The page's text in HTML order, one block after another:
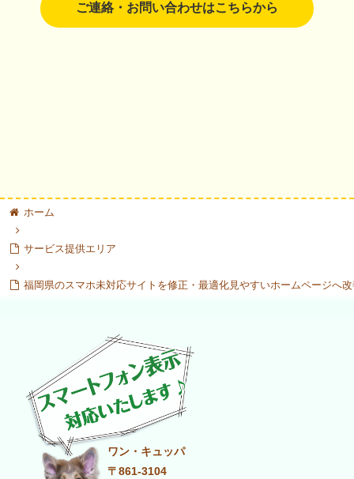
ご連絡・お問い合わせはこちらから
ホーム
サービス提供エリア
福岡県のスマホ未対応サイトを修正・最適化見やすいホームページへ
ワン・キュッパ
〒861-3104